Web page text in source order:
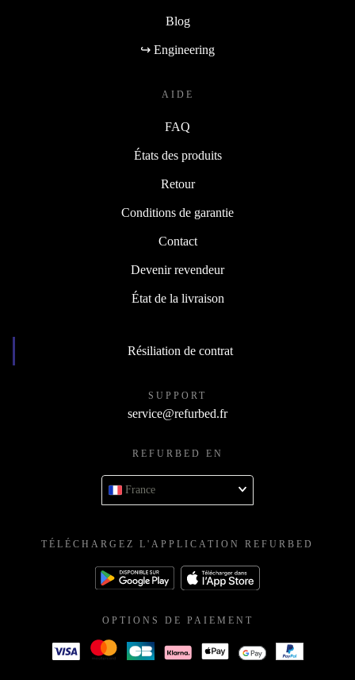
Blog
↪ Engineering
AIDE
FAQ
États des produits
Retour
Conditions de garantie
Contact
Devenir revendeur
État de la livraison
Résiliation de contrat
SUPPORT
service@refurbed.fr
REFURBED EN
France
TÉLÉCHARGEZ L'APPLICATION REFURBED
OPTIONS DE PAIEMENT